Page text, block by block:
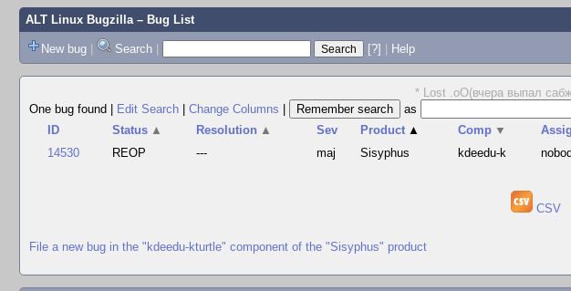
ALT Linux Bugzilla– Bug List
New bug | Search | [?] | Help
* Lost .oO(вчера выпал
One bug found
Edit Search Change Columns
as
ID
Status ▲ Resolution ▲ Sev Product ▲ Comp ▼
14530
REOP --- maj Sisyphus kdeedu-k
CSV
File a new bug in the "kdeedu-kturtle" component of the "Sisyphus" product